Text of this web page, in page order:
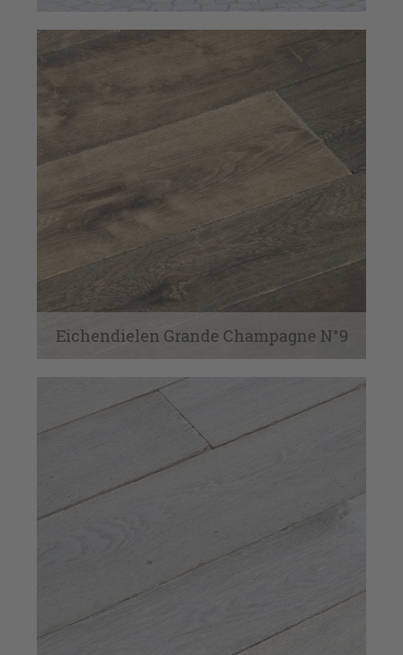
Eichendielen Grande Champagne N°9